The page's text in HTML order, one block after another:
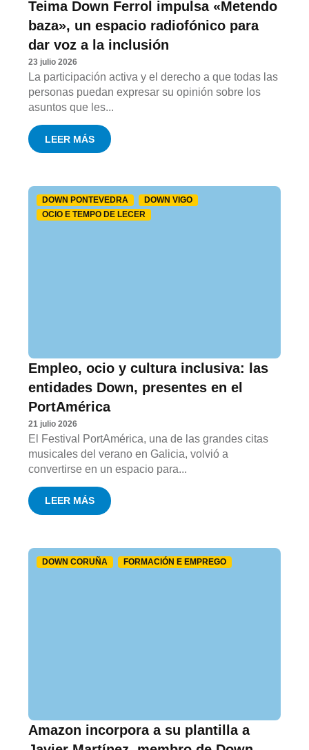
Teima Down Ferrol impulsa «Metendo
baza», un espacio radiofónico para
dar voz a la inclusión
23 julio 2026
La participación activa y el derecho a que todas las
personas puedan expresar su opinión sobre los
asuntos que les...
LEER MÁS
DOWN PONTEVEDRA
DOWN VIGO
OCIO E TEMPO DE LECER
Empleo, ocio y cultura inclusiva: las
entidades Down, presentes en el
PortAmérica
21 julio 2026
El Festival PortAmérica, una de las grandes citas
musicales del verano en Galicia, volvió a
convertirse en un espacio para...
LEER MÁS
DOWN CORUÑA FORMACIÓN E EMPREGO
Amazon incorpora a su plantilla a